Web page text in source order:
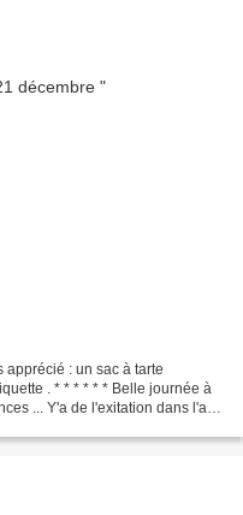
apprécié : un sac à tarte
. * * * * * * Belle journée à
... Y'a de l'exitation dans l'air